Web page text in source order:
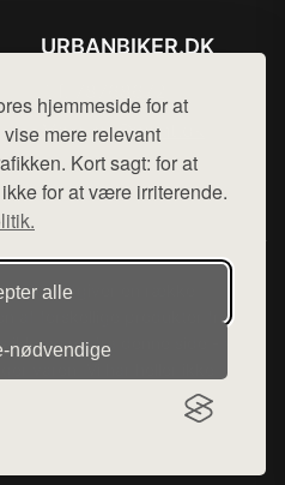
hjemmeside for at
mere relevant
Kort sagt: for at
for at være irriterende.
alle
URBANBIKER.DK
Mail: hej@want.dk
Cookie- og privatlivspolitik
der udgiver en række
af forskellige produkter fra
ikke varer fra denne side - vi